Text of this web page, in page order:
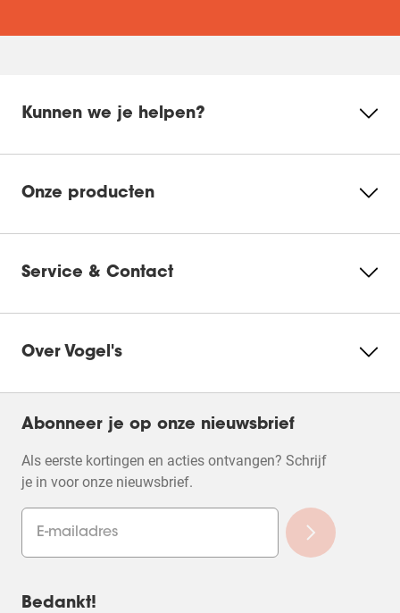
Kunnen we je helpen?
Onze producten
Service & Contact
Over Vogel's
Abonneer je op onze nieuwsbrief
Als eerste kortingen en acties ontvangen? Schrijf
je in voor onze nieuwsbrief.
Bedankt!